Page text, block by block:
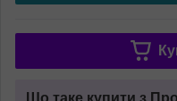
Що таке купити з